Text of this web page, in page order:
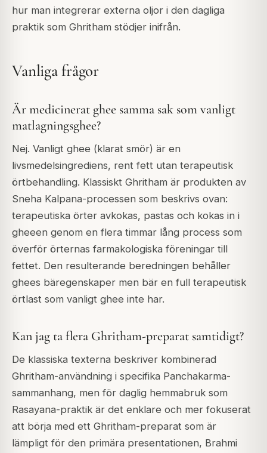
hur man integrerar externa oljor i den dagliga
praktik som Ghritham stödjer inifrån.
Vanliga frågor
Är medicinerat ghee samma sak som vanligt
matlagningsghee?
Nej. Vanligt ghee (klarat smör) är en
livsmedelsingrediens, rent fett utan terapeutisk
örtbehandling. Klassiskt Ghritham är produkten av
Sneha Kalpana-processen som beskrivs ovan:
terapeutiska örter avkokas, pastas och kokas in i
gheeen genom en flera timmar lång process som
överför örternas farmakologiska föreningar till
fettet. Den resulterande beredningen behåller
ghees bäregenskaper men bär en full terapeutisk
örtlast som vanligt ghee inte har.
Kan jag ta flera Ghritham-preparat samtidigt?
De klassiska texterna beskriver kombinerad
Ghritham-användning i specifika Panchakarma-
sammanhang, men för daglig hemmabruk som
Rasayana-praktik är det enklare och mer fokuserat
att börja med ett Ghritham-preparat som är
lämpligt för den primära presentationen, Brahmi